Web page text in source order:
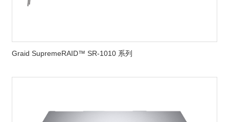
Graid SupremeRAID™ SR-1010 系列